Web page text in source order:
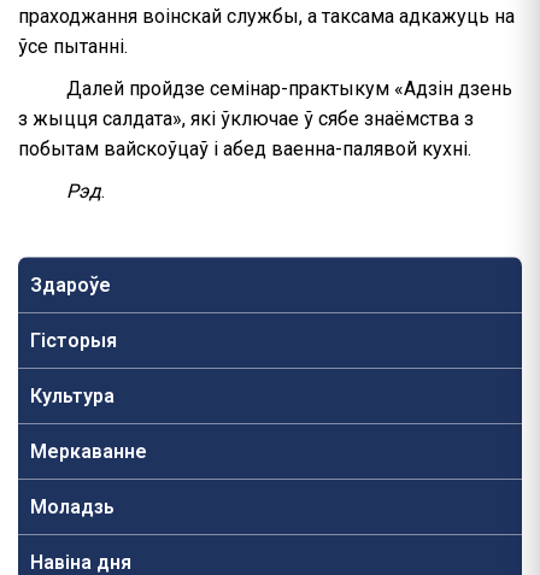
Здароўе
Гісторыя
Культура
Меркаванне
Моладзь
Навiна дня
праходжання воінскай службы, а таксама адкажуць на
ўсе пытанні.
Далей пройдзе семінар-практыкум «Адзін дзень
з жыцця салдата», які ўключае ў сябе знаёмства з
побытам вайскоўцаў і абед ваенна-палявой кухні.
Рэд.